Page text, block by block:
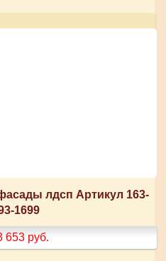
лдсп Артикул 163-
1699
653 руб.